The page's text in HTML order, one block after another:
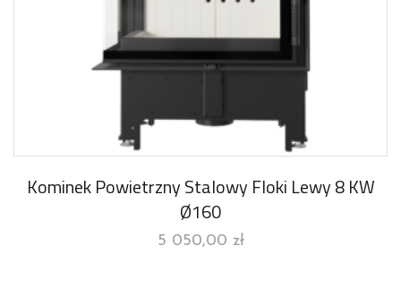
Kominek Powietrzny Stalowy Floki Lewy 8 KW
Ø160
5 050,00 zł